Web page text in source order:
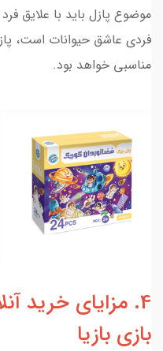
موضوع پازل باید با علایق
فردی عاشق حیوانات است،
مناسبی خواهد بود.
4. مزایای خرید
بازی بازیا